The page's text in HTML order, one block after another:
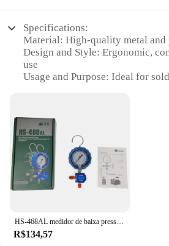
Specifications:
Material: High-quality metal and
Design and Style: Ergonomic,
use
Usage and Purpose: Ideal for
Applicable People: Suitable for
hobbyists alike
Features:
|Wholesale|Vendors|
soldering enthusiasts and
Designed for accuracy and
HS-468AL medidor de baixa pressão único com medidor de dosagem de ar condicionado da válvula 1-way manifold gauge para r410a r32 refrigeração
R$134,57